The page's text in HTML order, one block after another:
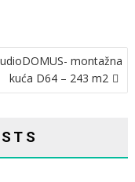
montažna
kuća D64 – 243 m2